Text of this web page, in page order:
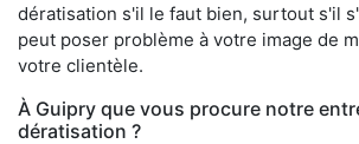
dératisation s'il le faut bien, surtout s'il
peut poser problème à votre image de
votre clientèle.
À Guipry que vous procure notre
dératisation ?